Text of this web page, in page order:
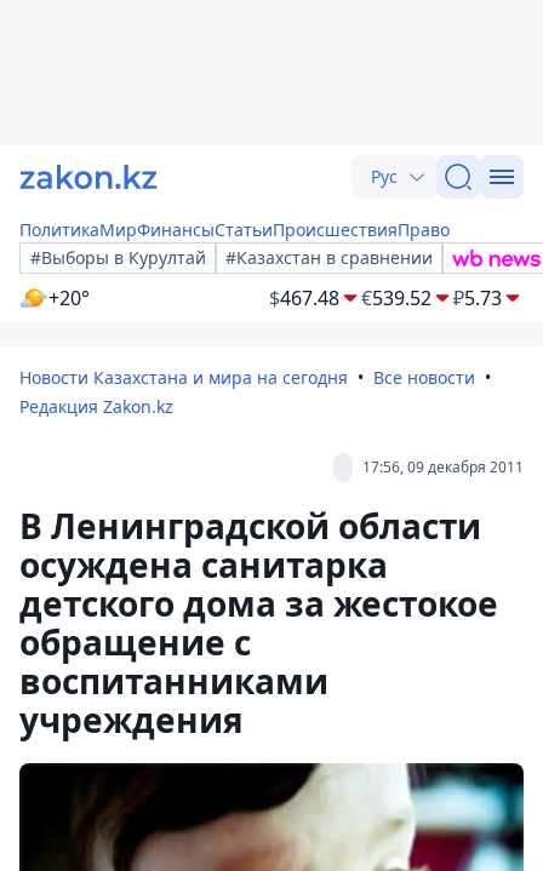
Рус
ПолитикаМирФинансыСтатьиПроисшествияПраво
#Выборы в Курултай
#Казахстан в сравнении
+20° $467.48 €539.52 ₽5.73
Новости Казахстана и мира на сегодня
Все новости
Редакция Zakon.kz
17:56, 09 декабря 2011
В Ленинградской области
осуждена санитарка
детского дома за жестокое
обращение с
воспитанниками
учреждения